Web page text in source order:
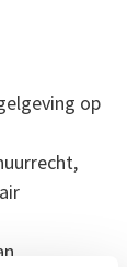
op